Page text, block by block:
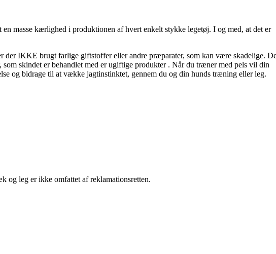
masse kærlighed i produktionen af hvert enkelt stykke legetøj. I og med, at det er
der IKKE brugt farlige giftstoffer eller andre præparater, som kan være skadelige.
skindet er behandlet med er ugiftige produkter . Når du træner med pels vil din
og bidrage til at vække jagtinstinktet, gennem du og din hunds træning eller leg.
og leg er ikke omfattet af reklamationsretten.